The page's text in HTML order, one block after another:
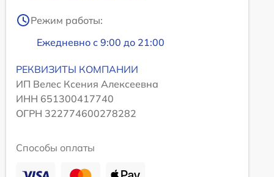
Режим работы:
Ежедневно с 9:00 до 21:00
РЕКВИЗИТЫ КОМПАНИИ
ИП Велес Ксения Алексеевна
ИНН 651300417740
ОГРН 322774600278282
Способы оплаты